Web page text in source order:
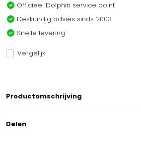
Officieel Dolphin service point
Deskundig advies sinds 2003
Snelle levering
Vergelijk
Productomschrijving
Delen